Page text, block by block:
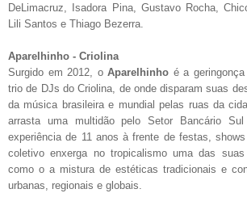
DeLimacruz, Isadora Pina, Gustavo Rocha,
Lili Santos e Thiago Bezerra.
Aparelhinho - Criolina
Surgido em 2012, o Aparelhinho é a
trio de DJs do Criolina, de onde disparam suas
da música brasileira e mundial pelas ruas da
arrasta uma multidão pelo Setor Bancário
experiência de 11 anos à frente de festas,
coletivo enxerga no tropicalismo uma das suas
como o a mistura de estéticas tradicionais e
urbanas, regionais e globais.